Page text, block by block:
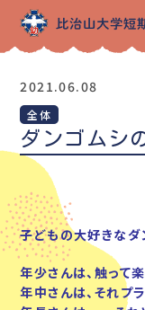
2021.06.08
全体
ダンゴムシ
子どもの大好きなダ
年少さんは、触って
年中さんは、それプ